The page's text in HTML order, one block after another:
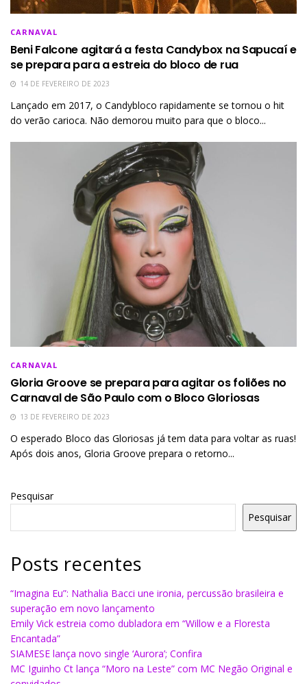
CARNAVAL
Beni Falcone agitará a festa Candybox na Sapucaí e
se prepara para a estreia do bloco de rua
14 DE FEVEREIRO DE 2023
Lançado em 2017, o Candybloco rapidamente se tornou o hit
do verão carioca. Não demorou muito para que o bloco...
CARNAVAL
Gloria Groove se prepara para agitar os foliões no
Carnaval de São Paulo com o Bloco Gloriosas
13 DE FEVEREIRO DE 2023
O esperado Bloco das Gloriosas já tem data para voltar as ruas!
Após dois anos, Gloria Groove prepara o retorno...
Pesquisar
Pesquisar
Posts recentes
“Imagina Eu”: Nathalia Bacci une ironia, percussão brasileira e
superação em novo lançamento
Emily Vick estreia como dubladora em “Willow e a Floresta
Encantada”
SIAMESE lança novo single ‘Aurora’; Confira
MC Iguinho Ct lança “Moro na Leste” com MC Negão Original e